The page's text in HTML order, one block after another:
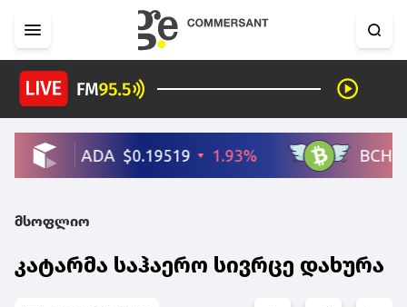
მსოფლიო
კატარმა საჰაერო სივრცე დახურა